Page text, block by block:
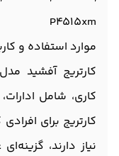
P4515xm
موارد استفاده و
کاری، شامل
کارتریج برای
نیاز دارند،